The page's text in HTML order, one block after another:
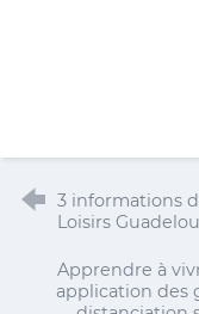
3 informations
Loisirs
Apprendre à
application des